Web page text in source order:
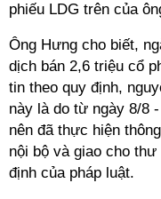
phiếu LDG trên của
Ông Hưng cho biết,
dịch bán 2,6 triệu cổ
tin theo quy định,
này là do từ ngày 8/8
nên đã thực hiện
nội bộ và giao cho
định của pháp luật.